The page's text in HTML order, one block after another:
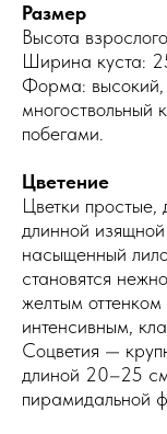
Размер
Высота
Ширина куста:
Форма:
многоствольный
побегами.
Цветение
Цветки
длинной
насыщенный
становятся
желтым
интенсивным,
Соцветия —
длиной 20–25
пирамидальной